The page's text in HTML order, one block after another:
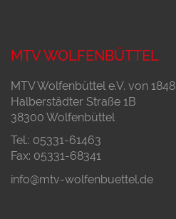
MTV WOLFENBÜTTEL
MTV Wolfenbüttel e.V. von 1848
Halberstädter Straße 1B
38300 Wolfenbüttel
Tel.: 05331-61463
Fax: 05331-68341
info@mtv-wolfenbuettel.de